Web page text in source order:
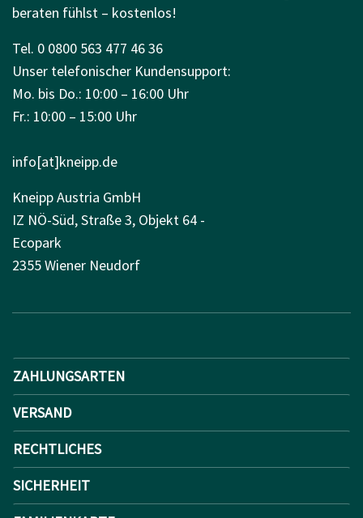
beraten fühlst – kostenlos!
Tel. 0 0800 563 477 46 36
Unser telefonischer Kundensupport:
Mo. bis Do.: 10:00 – 16:00 Uhr
Fr.: 10:00 – 15:00 Uhr
info[at]kneipp.de
Kneipp Austria GmbH
IZ NÖ-Süd, Straße 3, Objekt 64 -
Ecopark
2355 Wiener Neudorf
ZAHLUNGSARTEN
VERSAND
RECHTLICHES
SICHERHEIT